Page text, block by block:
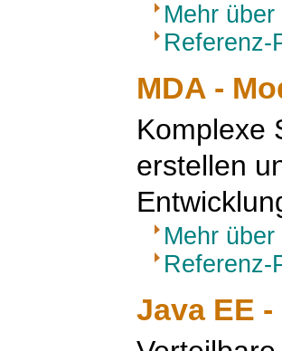
Mehr
Referenz-
MDA -
Komplexe
erstellen
Mehr
Referenz-
Java EE